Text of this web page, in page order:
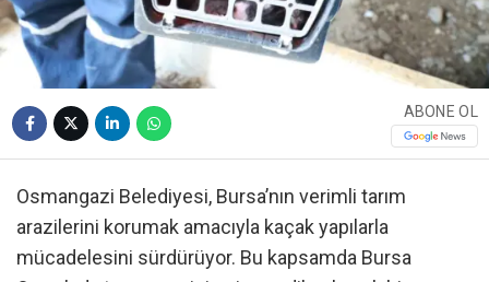
ABONE OL
Osmangazi Belediyesi, Bursa’nın verimli tarım
arazilerini korumak amacıyla kaçak yapılarla
mücadelesini sürdürüyor. Bu kapsamda Bursa